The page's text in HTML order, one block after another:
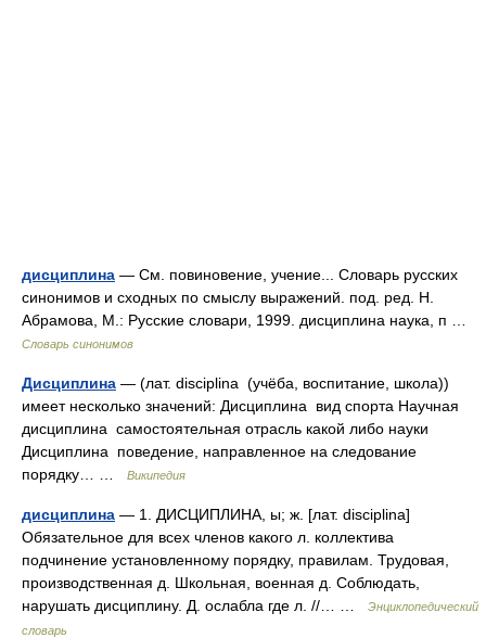
дисциплина — См. повиновение, учение... Словарь русских
синонимов и сходных по смыслу выражений. под. ред. Н.
Абрамова, М.: Русские словари, 1999. дисциплина наука, п …
Словарь синонимов
Дисциплина — (лат. disciplina (учёба, воспитание, школа))
имеет несколько значений: Дисциплина вид спорта Научная
дисциплина самостоятельная отрасль какой либо науки
Дисциплина поведение, направленное на следование
порядку… …
Википедия
дисциплина — 1. ДИСЦИПЛИНА, ы; ж. [лат. disciplina]
Обязательное для всех членов какого л. коллектива
подчинение установленному порядку, правилам. Трудовая,
производственная д. Школьная, военная д. Соблюдать,
нарушать дисциплину. Д. ослабла где л. //… …
Энциклопедический
словарь